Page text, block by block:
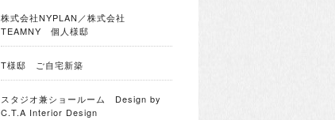
株式会社NYPLAN／株式会社
TEAMNY 個人様邸
T様邸 ご自宅新築
スタジオ兼ショールーム Design by
C.T.A Interior Design